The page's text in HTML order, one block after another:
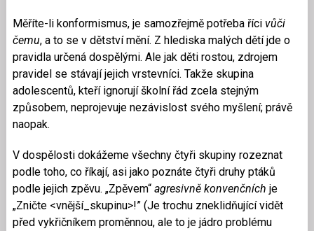
Měříte-li konformismus, je samozřejmě potřeba říci vůči
čemu, a to se v dětství mění. Z hlediska malých dětí jde o
pravidla určená dospělými. Ale jak děti rostou, zdrojem
pravidel se stávají jejich vrstevníci. Takže skupina
adolescentů, kteří ignorují školní řád zcela stejným
způsobem, neprojevuje nezávislost svého myšlení; právě
naopak.
V dospělosti dokážeme všechny čtyři skupiny rozeznat
podle toho, co říkají, asi jako poznáte čtyři druhy ptáků
podle jejich zpěvu. „Zpěvem“ agresivně konvenčních je
„Zničte <vnější_skupinu>!” (Je trochu zneklidňující vidět
před vykřičníkem proměnnou, ale to je jádro problému